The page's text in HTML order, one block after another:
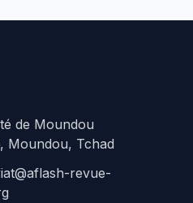
de Moundou
Moundou, Tchad
revue-